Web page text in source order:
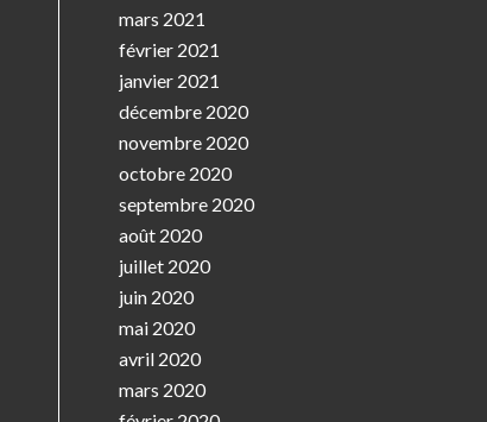
mars 2021
février 2021
janvier 2021
décembre 2020
novembre 2020
octobre 2020
septembre 2020
août 2020
juillet 2020
juin 2020
mai 2020
avril 2020
mars 2020